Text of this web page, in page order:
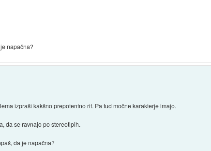
napačna?
izpraši kakšno prepotentno rit. Pa tud močne karakterje imajo.
da se ravnajo po stereotipih.
da je napačna?